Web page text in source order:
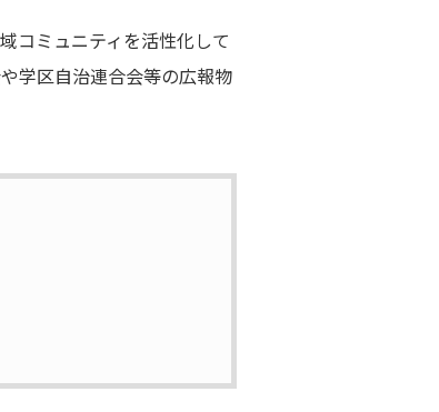
コミュニティを活性化して
学区自治連合会等の広報物